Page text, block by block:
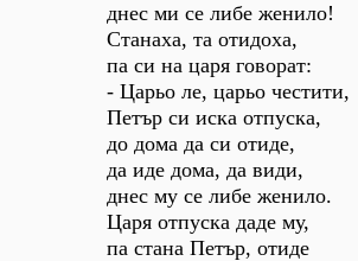
днес ми се либе женило!
Станаха, та отидоха,
па си на царя говорат:
- Царьо ле, царьо честити,
Петър си иска отпуска,
до дома да си отиде,
да иде дома, да види,
днес му се либе женило.
Царя отпуска даде му,
па стана Петър, отиде